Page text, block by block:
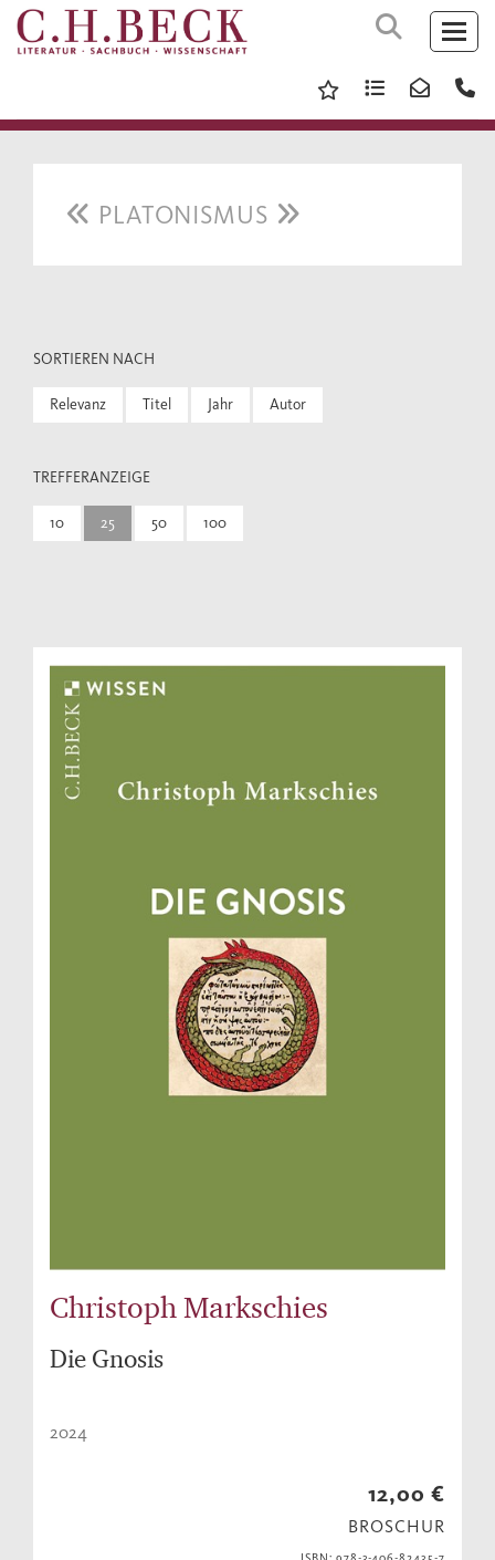
PLATONISMUS
SORTIEREN NACH
Relevanz Titel Jahr Autor
TREFFERANZEIGE
10 25 50 100
Christoph Markschies
Die Gnosis
2024
12,00 €
BROSCHUR